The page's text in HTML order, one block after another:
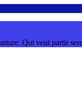
Qui veut partir